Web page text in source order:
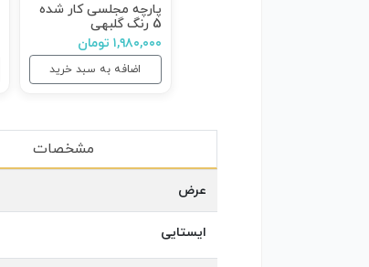
پارچه مجلسی کار شده
5 رنگ گلبهی
۱,۹۸۰,۰۰۰ تومان
اضافه به سبد خرید
مشخصات
عرض
ایستایی